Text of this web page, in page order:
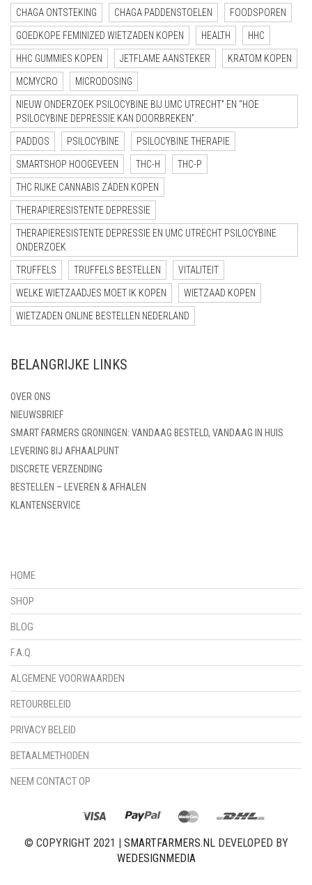
CHAGA ONTSTEKING CHAGA PADDENSTOELEN FOODSPOREN
GOEDKOPE FEMINIZED WIETZADEN KOPEN HEALTH HHC
HHC GUMMIES KOPEN JETFLAME AANSTEKER KRATOM KOPEN
MCMYCRO MICRODOSING
NIEUW ONDERZOEK PSILOCYBINE BIJ UMC UTRECHT” EN “HOE
PSILOCYBINE DEPRESSIE KAN DOORBREKEN”.
PADDOS PSILOCYBINE PSILOCYBINE THERAPIE
SMARTSHOP HOOGEVEEN THC-H THC-P
THC RIJKE CANNABIS ZADEN KOPEN
THERAPIERESISTENTE DEPRESSIE
THERAPIERESISTENTE DEPRESSIE EN UMC UTRECHT PSILOCYBINE
ONDERZOEK
TRUFFELS TRUFFELS BESTELLEN VITALITEIT
WELKE WIETZAADJES MOET IK KOPEN WIETZAAD KOPEN
WIETZADEN ONLINE BESTELLEN NEDERLAND
BELANGRIJKE LINKS
OVER ONS
NIEUWSBRIEF
SMART FARMERS GRONINGEN: VANDAAG BESTELD, VANDAAG IN HUIS
LEVERING BIJ AFHAALPUNT
DISCRETE VERZENDING
BESTELLEN – LEVEREN & AFHALEN
KLANTENSERVICE
HOME
SHOP
BLOG
F.A.Q.
ALGEMENE VOORWAARDEN
RETOURBELEID
PRIVACY BELEID
BETAALMETHODEN
NEEM CONTACT OP
© COPYRIGHT 2021 | SMARTFARMERS.NLDEVELOPED BY
WEDESIGNMEDIA